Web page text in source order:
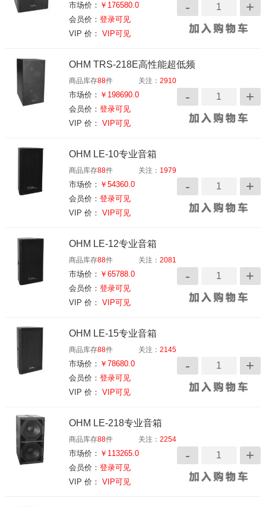
市场价： ￥176580.0
会员价：登录可见
VIP 价： VIP可见
OHM TRS-218E高性能超低频
商品库存88件 关注：2910
市场价： ￥198690.0
会员价：登录可见
VIP 价： VIP可见
OHM LE-10专业音箱
商品库存88件 关注： 1979
市场价： ￥54360.0
会员价：登录可见
VIP 价： VIP可见
OHM LE-12专业音箱
商品库存88件 关注：2081
市场价： ￥65788.0
会员价：登录可见
VIP 价： VIP可见
OHM LE-15专业音箱
商品库存88件 关注：2145
市场价： ￥78680.0
会员价：登录可见
VIP 价： VIP可见
OHM LE-218专业音箱
商品库存88件 关注：2254
市场价： ￥113265.0
会员价：登录可见
VIP 价： VIP可见